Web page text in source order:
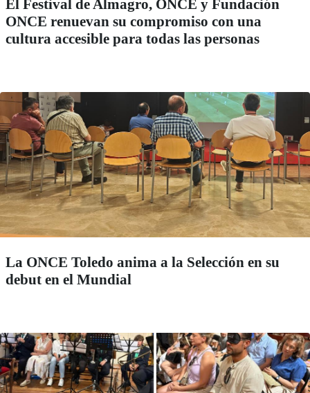
El Festival de Almagro, ONCE y Fundación
ONCE renuevan su compromiso con una
cultura accesible para todas las personas
La ONCE Toledo anima a la Selección en su
debut en el Mundial